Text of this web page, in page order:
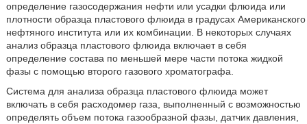
определение газосодержания нефти или усадки флюида или
плотности образца пластового флюида в градусах Американского
нефтяного института или их комбинации. В некоторых случаях
анализ образца пластового флюида включает в себя
определение состава по меньшей мере части потока жидкой
фазы с помощью второго газового хроматографа.
Система для анализа образца пластового флюида может
включать в себя расходомер газа, выполненный с возможностью
определять объем потока газообразной фазы, датчик давления,